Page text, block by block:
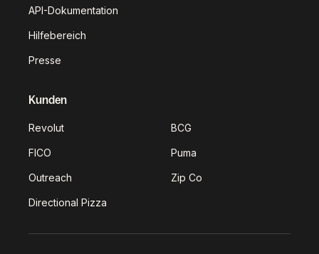
API-Dokumentation
Hilfebereich
Presse
Kunden
Revolut BCG
FICO Puma
Outreach Zip Co
Directional Pizza